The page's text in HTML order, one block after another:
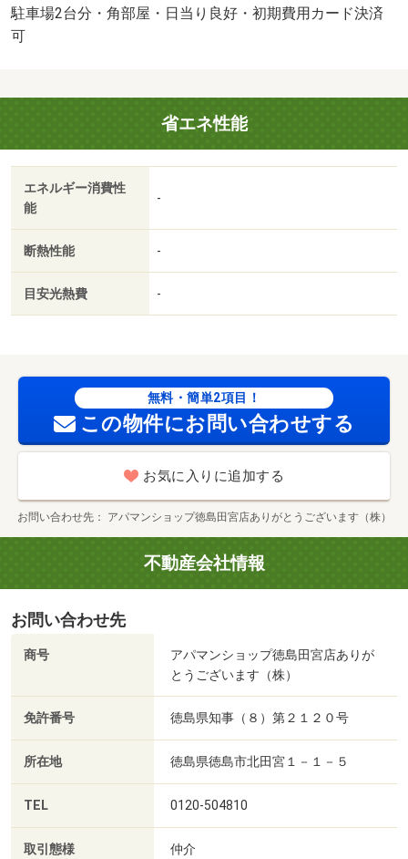
角住戸／温水洗浄便座／脱衣所／洗面所独立／ＣＡＴＶ／
即入居可／敷金不要／駐車２台可／二人入居相談／ネット
礼金１ヶ月／保証会社利用可／ＩＴ重説 対応物件／初期
費用カード決済可／通風良好／木のいえ共同保育園（幼稚
園・保育園）まで１３７ｍ／ぽかぽか保育園（幼稚園・保
育園）まで６５３ｍ／国府小学校（小学校）まで５８４ｍ
／国府幼稚園（幼稚園・保育園）まで６１９ｍ／大御和神
社（その他）まで１１７５ｍ／徳島西郵便局（郵便局）ま
駐車場2台分・角部屋・日当り良好・初期費用カード決済
可
省エネ性能
エネルギー消費性
能
-
断熱性能 -
目安光熱費 -
無料・簡単2項目！
この物件にお問い合わせする
お気に入りに追加する
お問い合わせ先 アパマンショップ徳島田宮店ありがとうございます（株）
不動産会社情報
お問い合わせ先
商号
アパマンショップ徳島田宮店ありが
とうございます（株）
免許番号 徳島県知事（８）第２１２０号
所在地 徳島県徳島市北田宮１－１－５
TEL 0120-504810
取引態様 仲介